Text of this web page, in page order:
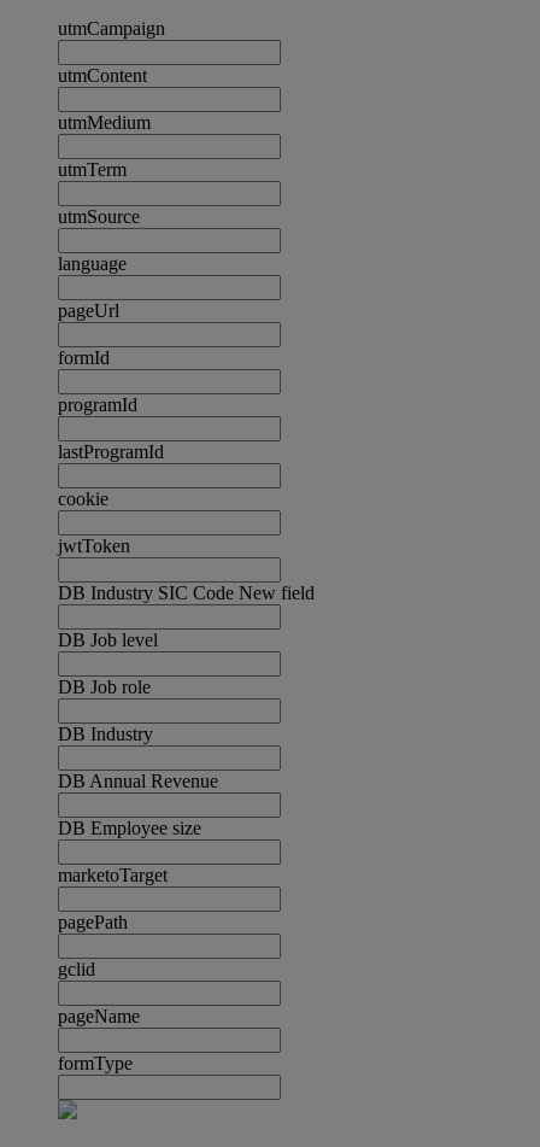
utmCampaign
utmContent
utmMedium
utmTerm
utmSource
language
pageUrl
formId
programId
lastProgramId
cookie
jwtToken
DB Industry SIC Code New field
DB Job level
DB Job role
DB Industry
DB Annual Revenue
DB Employee size
marketoTarget
pagePath
gclid
pageName
formType